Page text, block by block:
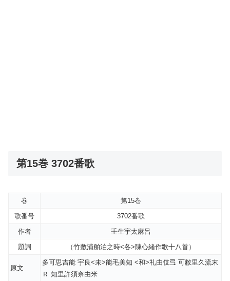
第15巻 3702番歌
巻
第15巻
歌番号
3702番歌
作者
壬生宇太麻呂
題詞
（竹敷浦舶泊之時<各>陳心緒作歌十八首）
原文
多可思吉能 宇良<未>能毛美知 <和>礼由伎弖 可敝里久流末
Ｒ 知里許須奈由米